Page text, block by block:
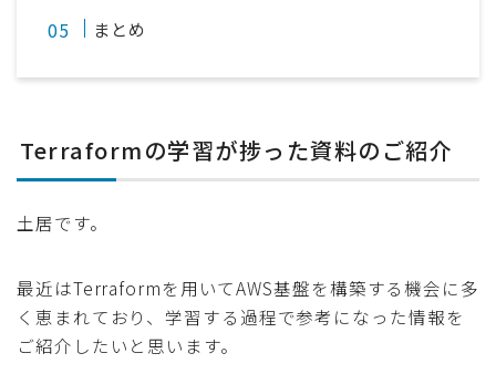
まとめ
Terraformの学習が捗った資料のご紹介
土居です。
最近はTerraformを用いてAWS基盤を構築する機会に多
く恵まれており、学習する過程で参考になった情報を
ご紹介したいと思います。